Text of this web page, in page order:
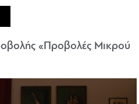
«Προβολές Μικρού